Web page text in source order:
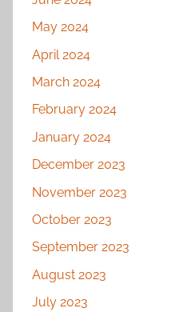
May 2024
April 2024
March 2024
February 2024
January 2024
December 2023
November 2023
October 2023
September 2023
August 2023
July 2023